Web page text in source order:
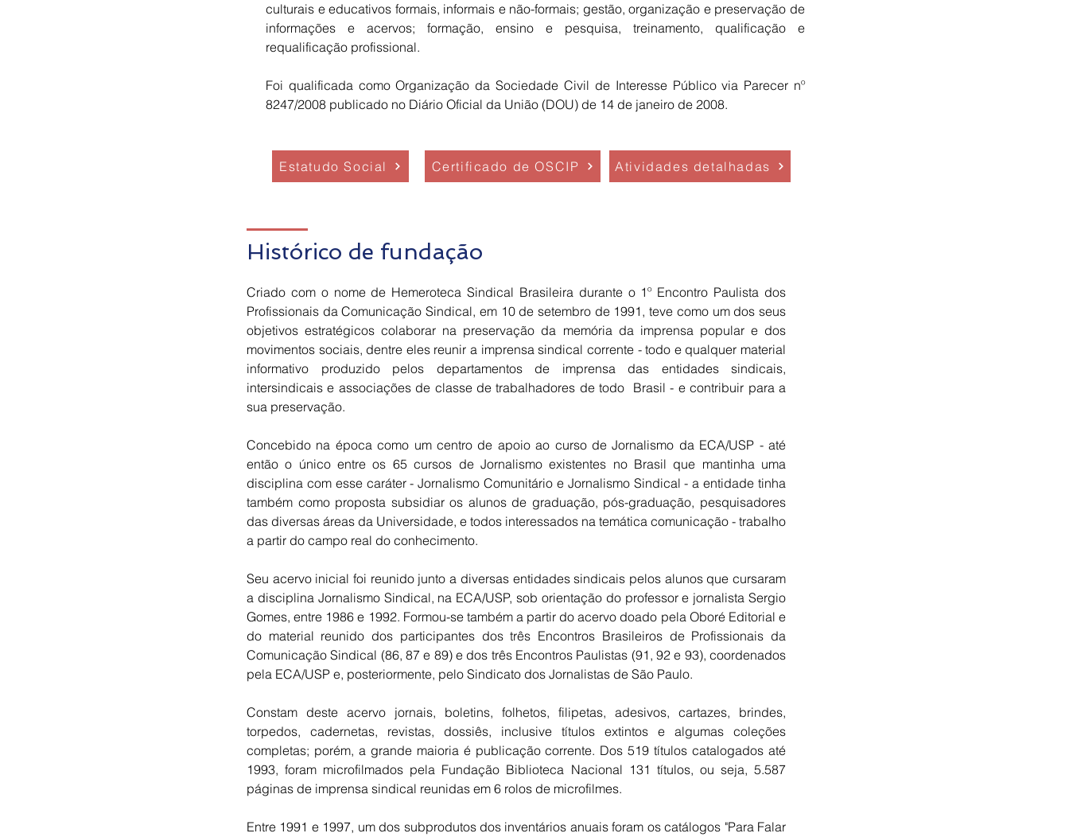
culturais e educativos formais, informais e não-formais; gestão, organização e preservação de
informações e acervos; formação, ensino e pesquisa, treinamento, qualificação e
requalificação profissional.
Foi qualificada como Organização da Sociedade Civil de Interesse Público via Parecer nº
8247/2008 publicado no Diário Oficial da União (DOU) de 14 de janeiro de 2008.
Estatudo Social Certificado de OSCIP Atividades detalhadas
Histórico de fundação
Criado com o nome de Hemeroteca Sindical Brasileira durante o 1º Encontro Paulista dos
Profissionais da Comunicação Sindical, em 10 de setembro de 1991, teve como um dos seus
objetivos estratégicos colaborar na preservação da memória da imprensa popular e dos
movimentos sociais, dentre eles reunir a imprensa sindical corrente - todo e qualquer material
informativo produzido pelos departamentos de imprensa das entidades sindicais,
intersindicais e associações de classe de trabalhadores de todo Brasil - e contribuir para a
sua preservação.
Concebido na época como um centro de apoio ao curso de Jornalismo da ECA/USP - até
então o único entre os 65 cursos de Jornalismo existentes no Brasil que mantinha uma
disciplina com esse caráter - Jornalismo Comunitário e Jornalismo Sindical - a entidade tinha
também como proposta subsidiar os alunos de graduação, pós-graduação, pesquisadores
das diversas áreas da Universidade, e todos interessados na temática comunicação - trabalho
a partir do campo real do conhecimento.
Seu acervo inicial foi reunido junto a diversas entidades sindicais pelos alunos que cursaram
a disciplina Jornalismo Sindical, na ECA/USP, sob orientação do professor e jornalista Sergio
Gomes, entre 1986 e 1992. Formou-se também a partir do acervo doado pela Oboré Editorial e
do material reunido dos participantes dos três Encontros Brasileiros de Profissionais da
Comunicação Sindical (86, 87 e 89) e dos três Encontros Paulistas (91, 92 e 93), coordenados
pela ECA/USP e, posteriormente, pelo Sindicato dos Jornalistas de São Paulo.
Constam deste acervo jornais, boletins, folhetos, filipetas, adesivos, cartazes, brindes,
torpedos, cadernetas, revistas, dossiês, inclusive títulos extintos e algumas coleções
completas; porém, a grande maioria é publicação corrente. Dos 519 títulos catalogados até
1993, foram microfilmados pela Fundação Biblioteca Nacional 131 títulos, ou seja, 5.587
páginas de imprensa sindical reunidas em 6 rolos de microfilmes.
Entre 1991 e 1997, um dos subprodutos dos inventários anuais foram os catálogos "Para Falar